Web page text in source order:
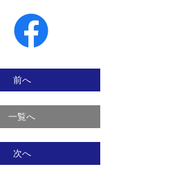
前へ
一覧へ
次へ